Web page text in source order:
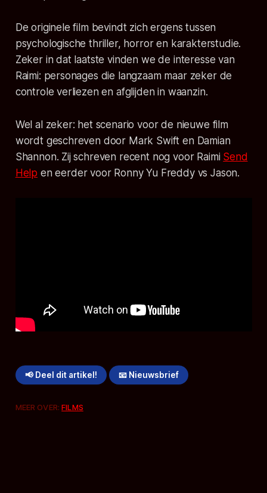
De originele film bevindt zich ergens tussen
psychologische thriller, horror en karakterstudie.
Zeker in dat laatste vinden we de interesse van
Raimi: personages die langzaam maar zeker de
controle verliezen en afglijden in waanzin.
Wel al zeker: het scenario voor de nieuwe film
wordt geschreven door Mark Swift en Damian
Shannon. Zij schreven recent nog voor Raimi Send
Help en eerder voor Ronny Yu Freddy vs Jason.
📢 Deel dit artikel! 📧 Nieuwsbrief
MEER OVER:FILMS